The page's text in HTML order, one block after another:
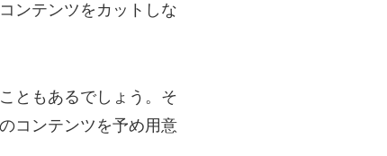
ンテンツをカットしな
ともあるでしょう。そ
コンテンツを予め用意